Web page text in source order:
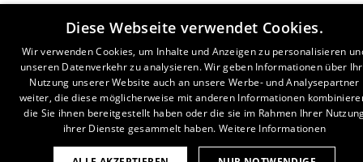
Diese Webseite verwendet Cookies.
Wir verwenden Cookies, um Inhalte und Anzeigen zu personalisieren
unseren Datenverkehr zu analysieren. Wir geben Informationen über
Nutzung unserer Website auch an unsere Werbe- und Analysepartner
weiter, die diese möglicherweise mit anderen Informationen
die Sie ihnen bereitgestellt haben oder die sie im Rahmen Ihrer
ihrer Dienste gesammelt haben. Weitere Informationen